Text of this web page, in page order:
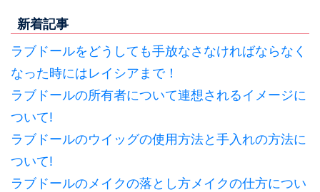
新着記事
ラブドールをどうしても手放なさなければならなく
なった時にはレイシアまで！
ラブドールの所有者について連想されるイメージに
ついて!
ラブドールのウイッグの使用方法と手入れの方法に
ついて!
ラブドールのメイクの落とし方メイクの仕方につい